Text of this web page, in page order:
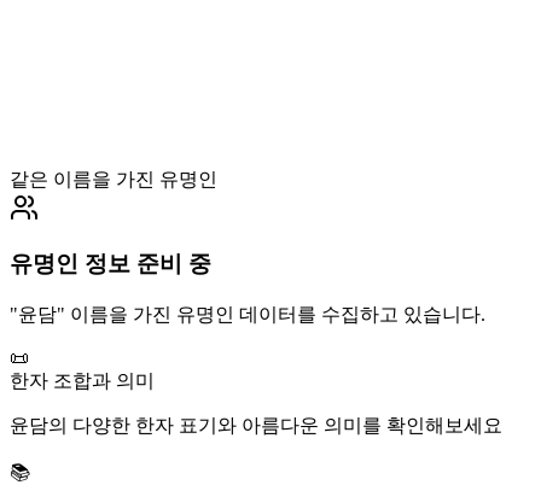
같은 이름을 가진 유명인
유명인 정보 준비 중
"윤담" 이름을 가진 유명인 데이터를 수집하고 있습니다.
📜
한자 조합과 의미
윤담의 다양한 한자 표기와 아름다운 의미를 확인해보세요
📚